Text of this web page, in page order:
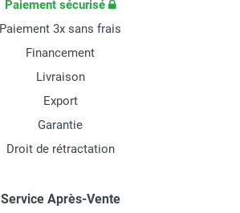
Paiement sécurisé
Paiement 3x sans frais
Financement
Livraison
Export
Garantie
Droit de rétractation
Service Après-Vente